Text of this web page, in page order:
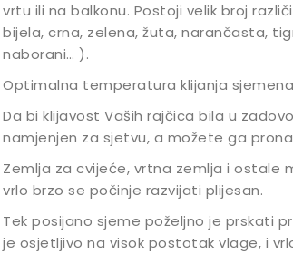
vrtu ili na balkonu. Postoji velik broj
bijela, crna, zelena, žuta, narančasta,
naborani… ).
Optimalna temperatura klijanja
Da bi klijavost Vaših rajčica bila u
namjenjen za sjetvu, a možete ga
Zemlja za cvijeće, vrtna zemlja i ostale
vrlo brzo se počinje razvijati plijesan.
Tek posijano sjeme poželjno je prskati
je osjetljivo na visok postotak vlage, i